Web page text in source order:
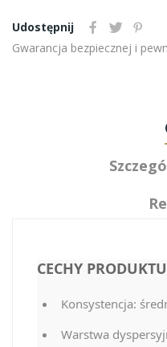
Udostępnij
Gwarancja bezpiecznej i
CECHY
Konsystencja:
Warstwa